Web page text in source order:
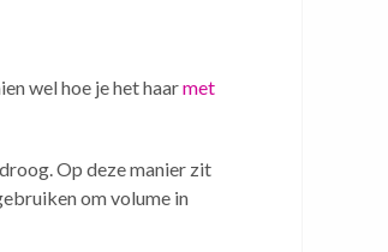
wel hoe je het haarmet
Op deze manier zit
om volume in